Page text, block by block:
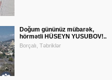
Doğum gününüz mübarək,
hörmətli HÜSEYN YUSUBOV!..
Borçalı, Təbriklər